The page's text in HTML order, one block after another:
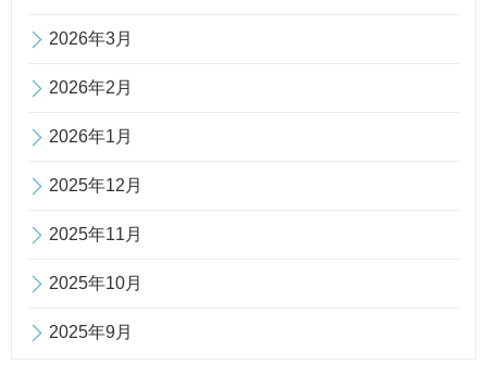
2026年3月
2026年2月
2026年1月
2025年12月
2025年11月
2025年10月
2025年9月